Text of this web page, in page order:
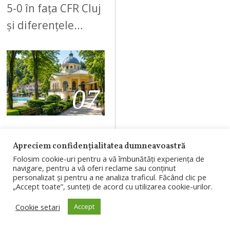
5-0 în fața CFR Cluj
și diferențele…
07
U
G
U
S
T
9
Băile Băița
revin la viață.
Restaurantul și
parcul se
redeschid pe 18
Apreciem confidențialitatea dumneavoastră
Folosim cookie-uri pentru a vă îmbunătăți experiența de
navigare, pentru a vă oferi reclame sau conținut
personalizat și pentru a ne analiza traficul. Făcând clic pe
„Accept toate”, sunteți de acord cu utilizarea cookie-urilor.
Cookie setari
Accept